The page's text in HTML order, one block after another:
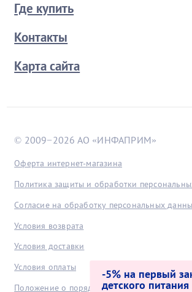
Где купить
Контакты
Карта сайта
© 2009−2026 АО «ИНФАПРИМ»
Оферта интернет-магазина
Политика защиты и обработки
Согласие на обработку персональных
Условия возврата
Условия доставки
Условия оплаты
Положение о порядке хранения и защиты
-5% на первый
детского питания